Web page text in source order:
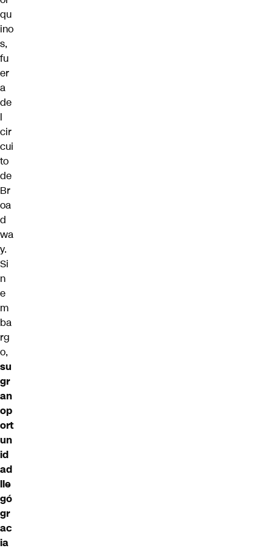
qu
ino
s,
fu
er
a
de
l
cir
cui
to
de
Br
oa
d
wa
y.
Si
n
e
m
ba
rg
o,
su
gr
an
op
ort
un
id
ad
lle
gó
gr
ac
ia